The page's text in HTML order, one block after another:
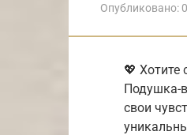
Опубликовано:
💖 Хотите
Подушка-
свои